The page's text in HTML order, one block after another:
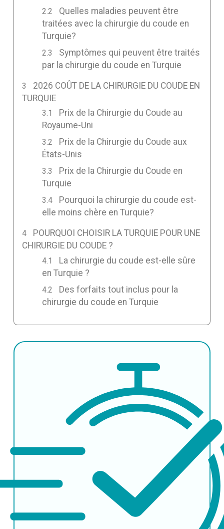
Quelles maladies peuvent être
traitées avec la chirurgie du coude en
Turquie?
Symptômes qui peuvent être traités
par la chirurgie du coude en Turquie
2026 COÛT DE LA CHIRURGIE DU COUDE EN
TURQUIE
Prix de la Chirurgie du Coude au
Royaume-Uni
Prix de la Chirurgie du Coude aux
États-Unis
Prix de la Chirurgie du Coude en
Turquie
Pourquoi la chirurgie du coude est-
elle moins chère en Turquie?
POURQUOI CHOISIR LA TURQUIE POUR UNE
CHIRURGIE DU COUDE ?
La chirurgie du coude est-elle sûre
en Turquie ?
Des forfaits tout inclus pour la
chirurgie du coude en Turquie